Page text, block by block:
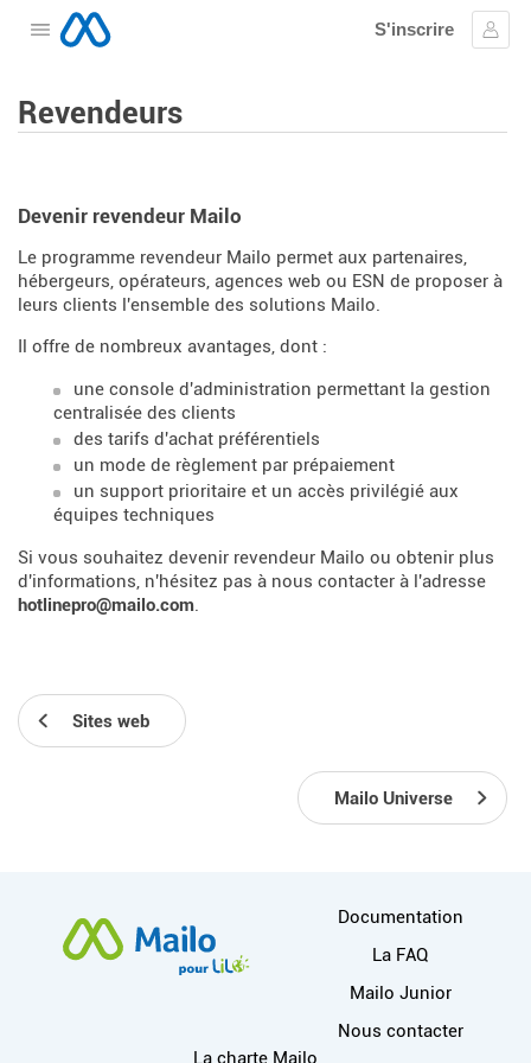
Ouvrir le menu
S'inscrire
Se
Revendeurs
Devenir revendeur Mailo
Le programme revendeur Mailo permet aux partenaires,
hébergeurs, opérateurs, agences web ou ESN de proposer à
leurs clients l'ensemble des solutions Mailo.
Il offre de nombreux avantages, dont :
une console d'administration permettant la gestion
centralisée des clients
des tarifs d'achat préférentiels
un mode de règlement par prépaiement
un support prioritaire et un accès privilégié aux
équipes techniques
Si vous souhaitez devenir revendeur Mailo ou obtenir plus
d'informations, n'hésitez pas à nous contacter à l'adresse
hotlinepro@mailo.com.
Sites web
Mailo Universe
Plus d'informations
Documentation
La FAQ
Mailo Junior
Nous contacter
Liens utiles